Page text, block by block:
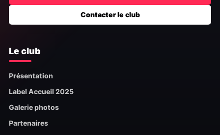
Contacter le club
Le club
Présentation
Label Accueil 2025
Galerie photos
Partenaires